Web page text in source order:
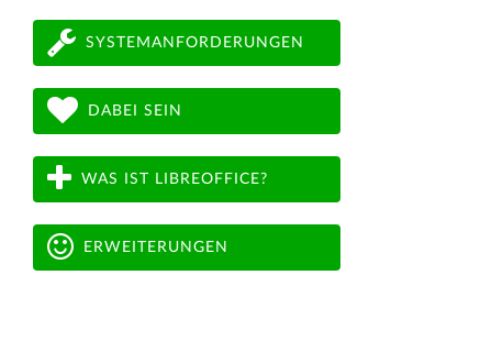
SYSTEMANFORDERUNGEN
DABEI SEIN
WAS IST LIBREOFFICE?
ERWEITERUNGEN